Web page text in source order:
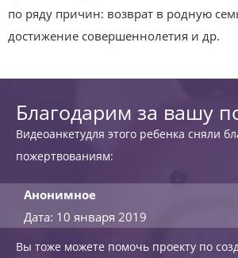
по ряду причин: возврат в родную
достижение совершеннолетия и др.
Благодарим за вашу
Видеоанкетудля этого ребенка сняли
пожертвованиям:
Анонимное
Дата: 10 января 2019
Вы тоже можете помочь проекту по